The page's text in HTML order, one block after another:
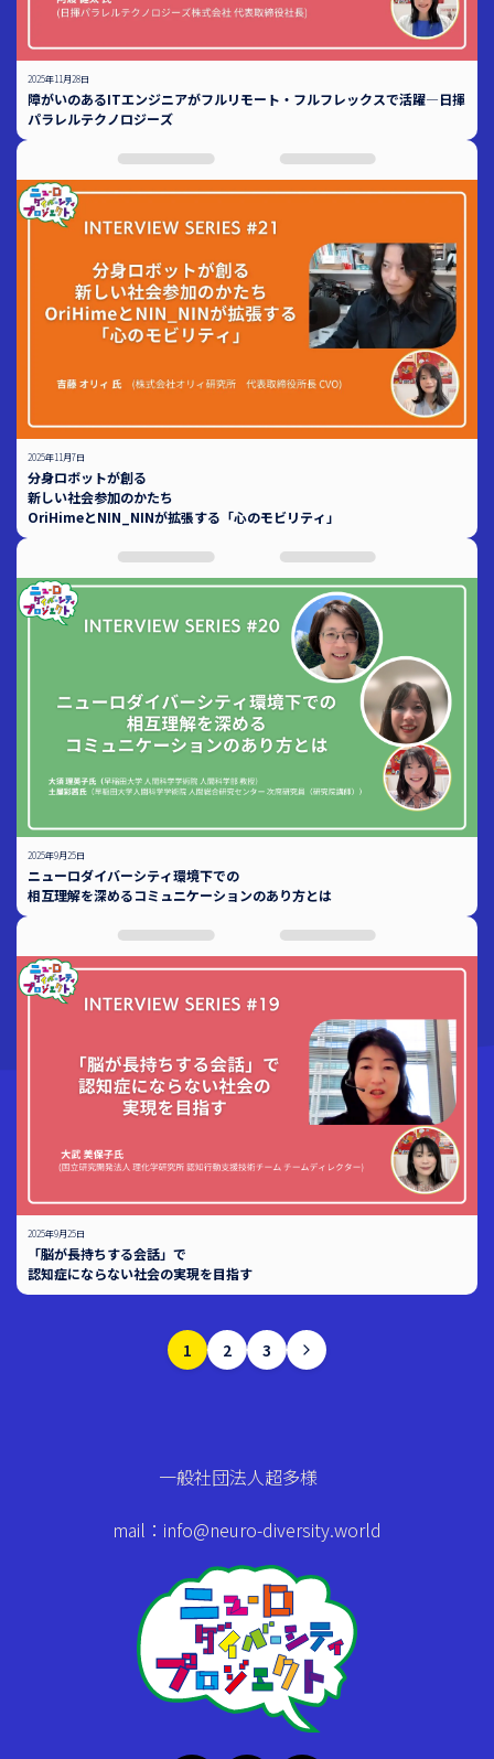
2025年11月28日
障がいのあるITエンジニアがフルリモート・フルフレックスで活躍―日揮
パラレルテクノロジーズ
2025年11月7日
分身ロボットが創る
新しい社会参加のかたち
OriHimeとNIN_NINが拡張する「心のモビリティ」
2025年9月25日
ニューロダイバーシティ環境下での
相互理解を深めるコミュニケーションのあり方とは
2025年9月25日
「脳が長持ちする会話」で
認知症にならない社会の実現を目指す
1 2 3
一般社団法人超多様
mail：info@neuro-diversity.world